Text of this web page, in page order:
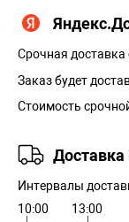
Срочная доставка
Заказ будет
Стоимость
Интервалы
10:00
13:00